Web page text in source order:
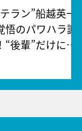
ラン”船越英一
悟のパワハラ謝
“後輩”だけに…